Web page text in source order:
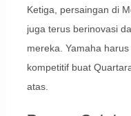
Ketiga, persaingan di
juga terus berinovasi
mereka. Yamaha
kompetitif buat
atas.